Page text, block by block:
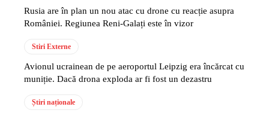
Rusia are în plan un nou atac cu drone cu reacție asupra
României. Regiunea Reni-Galați este în vizor
Stiri Externe
Avionul ucrainean de pe aeroportul Leipzig era încărcat cu
muniție. Dacă drona exploda ar fi fost un dezastru
Știri naționale